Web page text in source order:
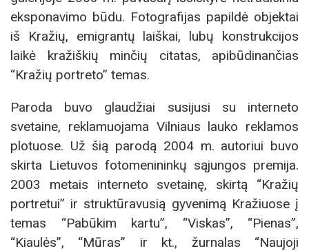
eksponavimo būdu. Fotografijas papildė objektai
iš Kražių, emigrantų laiškai, lubų konstrukcijos
laikė kražiškių minčių citatas, apibūdinančias
“Kražių portreto” temas.
Paroda buvo glaudžiai susijusi su interneto
svetaine, reklamuojama Vilniaus lauko reklamos
plotuose. Už šią parodą 2004 m. autoriui buvo
skirta Lietuvos fotomenininkų sąjungos premija.
2003 metais interneto svetainę, skirtą “Kražių
portretui” ir struktūravusią gyvenimą Kražiuose į
temas “Pabūkim kartu”, “Viskas”, “Pienas”,
“Kiaulės”, “Mūras” ir kt., žurnalas “Naujoji